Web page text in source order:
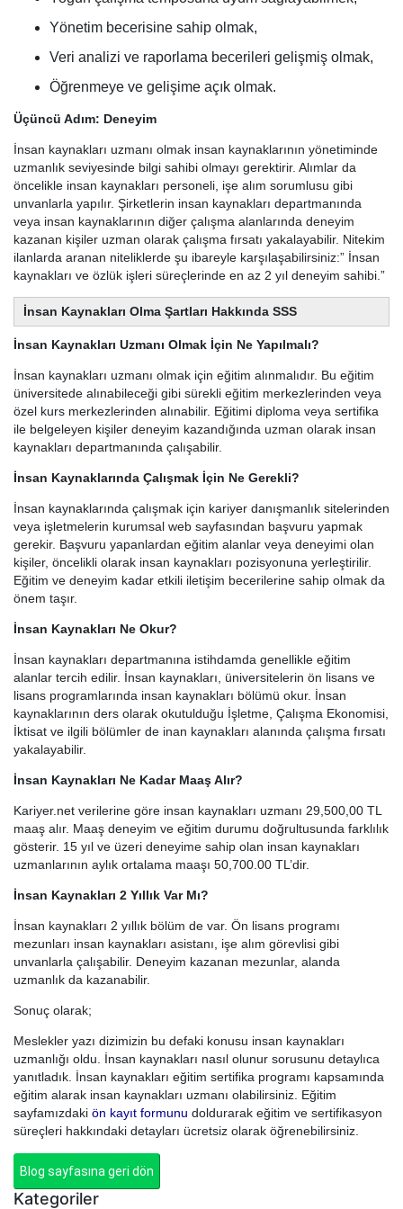
Yönetim becerisine sahip olmak,
Veri analizi ve raporlama becerileri gelişmiş olmak,
Öğrenmeye ve gelişime açık olmak.
Üçüncü Adım: Deneyim
İnsan kaynakları uzmanı olmak insan kaynaklarının yönetiminde
uzmanlık seviyesinde bilgi sahibi olmayı gerektirir. Alımlar da
öncelikle insan kaynakları personeli, işe alım sorumlusu gibi
unvanlarla yapılır. Şirketlerin insan kaynakları departmanında
veya insan kaynaklarının diğer çalışma alanlarında deneyim
kazanan kişiler uzman olarak çalışma fırsatı yakalayabilir. Nitekim
ilanlarda aranan niteliklerde şu ibareyle karşılaşabilirsiniz:” İnsan
kaynakları ve özlük işleri süreçlerinde en az 2 yıl deneyim sahibi.”
İnsan Kaynakları Olma Şartları Hakkında SSS
İnsan Kaynakları Uzmanı Olmak İçin Ne Yapılmalı?
İnsan kaynakları uzmanı olmak için eğitim alınmalıdır. Bu eğitim
üniversitede alınabileceği gibi sürekli eğitim merkezlerinden veya
özel kurs merkezlerinden alınabilir. Eğitimi diploma veya sertifika
ile belgeleyen kişiler deneyim kazandığında uzman olarak insan
kaynakları departmanında çalışabilir.
İnsan Kaynaklarında Çalışmak İçin Ne Gerekli?
İnsan kaynaklarında çalışmak için kariyer danışmanlık sitelerinden
veya işletmelerin kurumsal web sayfasından başvuru yapmak
gerekir. Başvuru yapanlardan eğitim alanlar veya deneyimi olan
kişiler, öncelikli olarak insan kaynakları pozisyonuna yerleştirilir.
Eğitim ve deneyim kadar etkili iletişim becerilerine sahip olmak da
önem taşır.
İnsan Kaynakları Ne Okur?
İnsan kaynakları departmanına istihdamda genellikle eğitim
alanlar tercih edilir. İnsan kaynakları, üniversitelerin ön lisans ve
lisans programlarında insan kaynakları bölümü okur. İnsan
kaynaklarının ders olarak okutulduğu İşletme, Çalışma Ekonomisi,
İktisat ve ilgili bölümler de inan kaynakları alanında çalışma fırsatı
yakalayabilir.
İnsan Kaynakları Ne Kadar Maaş Alır?
Kariyer.net verilerine göre insan kaynakları uzmanı 29,500,00 TL
maaş alır. Maaş deneyim ve eğitim durumu doğrultusunda farklılık
gösterir. 15 yıl ve üzeri deneyime sahip olan insan kaynakları
uzmanlarının aylık ortalama maaşı 50,700.00 TL’dir.
İnsan Kaynakları 2 Yıllık Var Mı?
İnsan kaynakları 2 yıllık bölüm de var. Ön lisans programı
mezunları insan kaynakları asistanı, işe alım görevlisi gibi
unvanlarla çalışabilir. Deneyim kazanan mezunlar, alanda
uzmanlık da kazanabilir.
Sonuç olarak;
Meslekler yazı dizimizin bu defaki konusu insan kaynakları
uzmanlığı oldu. İnsan kaynakları nasıl olunur sorusunu detaylıca
yanıtladık. İnsan kaynakları eğitim sertifika programı kapsamında
eğitim alarak insan kaynakları uzmanı olabilirsiniz. Eğitim
sayfamızdaki ön kayıt formunu doldurarak eğitim ve sertifikasyon
süreçleri hakkındaki detayları ücretsiz olarak öğrenebilirsiniz.
Blog sayfasına geri dön
Kategoriler